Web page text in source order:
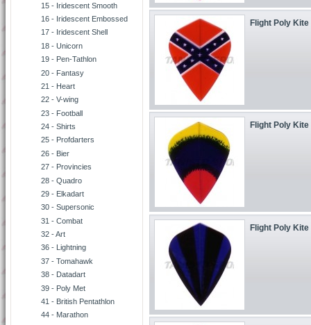
15 - Iridescent Smooth
16 - Iridescent Embossed
17 - Iridescent Shell
18 - Unicorn
19 - Pen-Tathlon
20 - Fantasy
21 - Heart
22 - V-wing
23 - Football
24 - Shirts
25 - Profdarters
26 - Bier
27 - Provincies
28 - Quadro
29 - Elkadart
30 - Supersonic
31 - Combat
32 - Art
36 - Lightning
37 - Tomahawk
38 - Datadart
39 - Poly Met
41 - British Pentathlon
44 - Marathon
Flight Poly Kite
Flight Poly Kite
Flight Poly Kite